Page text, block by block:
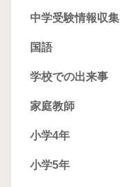
中学受験情報収集
国語
学校での出来事
家庭教師
小学4年
小学5年